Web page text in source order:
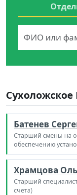
Сухоложское
Батенев
Старший смены на
обеспечению
Храмцова
Старший
счета)